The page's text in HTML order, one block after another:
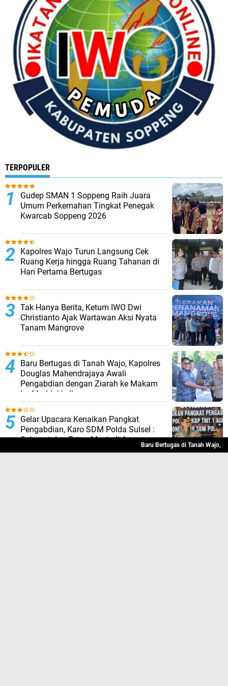
TERPOPULER
Gudep SMAN 1 Soppeng Raih Juara
Umum Perkemahan Tingkat Penegak
Kwarcab Soppeng 2026
Kapolres Wajo Turun Langsung Cek
Ruang Kerja hingga Ruang Tahanan di
Hari Pertama Bertugas
Tak Hanya Berita, Ketum IWO Dwi
Christianto Ajak Wartawan Aksi Nyata
Tanam Mangrove
Baru Bertugas di Tanah Wajo, Kapolres
Douglas Mahendrajaya Awali
Pengabdian dengan Ziarah ke Makam
La Maddukkelleng
Gelar Upacara Kenaikan Pangkat
Pengabdian, Karo SDM Polda Sulsel :
Selamat dan Tetap Menjadi Agen
Baru Bertugas di Tanah Wajo,